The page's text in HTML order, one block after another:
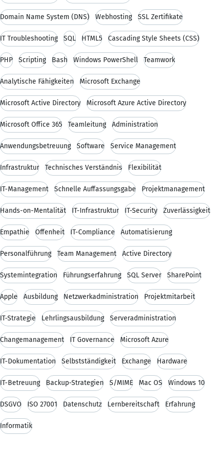
Domain Name System (DNS) Webhosting SSL Zertifikate
IT Troubleshooting SQL HTML5 Cascading Style Sheets (CSS)
PHP Scripting Bash Windows PowerShell Teamwork
Analytische Fähigkeiten Microsoft Exchange
Microsoft Active Directory Microsoft Azure Active Directory
Microsoft Office 365 Teamleitung Administration
Anwendungsbetreuung Software Service Management
Infrastruktur Technisches Verständnis Flexibilität
IT-Management Schnelle Auffassungsgabe Projektmanagement
Hands-on-Mentalität IT-Infrastruktur IT-Security Zuverlässigkeit
Empathie Offenheit IT-Compliance Automatisierung
Personalführung Team Management Active Directory
Systemintegration Führungserfahrung SQL Server SharePoint
Apple Ausbildung Netzwerkadministration Projektmitarbeit
IT-Strategie Lehrlingsausbildung Serveradministration
Changemanagement IT Governance Microsoft Azure
IT-Dokumentation Selbstständigkeit Exchange Hardware
IT-Betreuung Backup-Strategien S/MIME Mac OS Windows 10
DSGVO ISO 27001 Datenschutz Lernbereitschaft Erfahrung
Informatik